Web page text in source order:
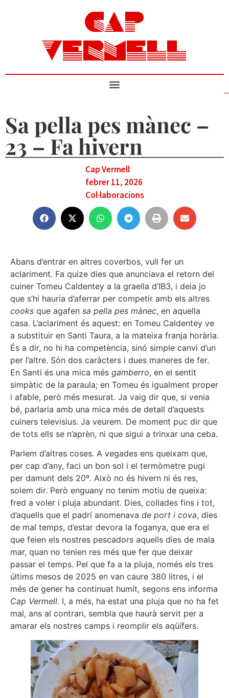
CAP
VERMELL
Sa pella pes mànec –
23 – Fa hivern
Cap Vermell
febrer 11, 2026
Col·laboracions
Abans d’entrar en altres coverbos, vull fer un
aclariment. Fa quize dies que anunciava el retorn del
cuiner Tomeu Caldentey a la graella d’IB3, i deia jo
que s’hi hauria d’aferrar per competir amb els altres
cooks que agafen sa pella pes mànec, en aquella
casa. L’aclariment és aquest: en Tomeu Caldentey ve
a substituir en Santi Taura, a la mateixa franja horària.
És a dir, no hi ha competència, sinó simple canvi d’un
per l’altre. Són dos caràcters i dues maneres de fer.
En Santi és una mica més gamberro, en el sentit
simpàtic de la paraula; en Tomeu és igualment proper
i afable, però més mesurat. Ja vaig dir que, si venia
bé, parlaria amb una mica més de detall d’aquests
cuiners televisius. Ja veurem. De moment puc dir que
de tots ells se n’aprèn, ni que sigui a trinxar una ceba.
Parlem d’altres coses. A vegades ens queixam que,
per cap d’any, faci un bon sol i el termòmetre pugi
per damunt dels 20º. Això no és hivern ni és res,
solem dir. Però enguany no tenim motiu de queixa:
fred a voler i pluja abundant. Dies, collades fins i tot,
d’aquells que el padrí anomenava de port i cova, dies
de mal temps, d’estar devora la foganya, que era el
que feien els nostres pescadors aquells dies de mala
mar, quan no tenien res més que fer que deixar
passar el temps. Pel que fa a la pluja, només els tres
últims mesos de 2025 en van caure 380 litres, i el
més de gener ha continuat humit, segons ens informa
Cap Vermell. I, a més, ha estat una pluja que no ha fet
mal, ans al contrari, sembla que haurà servit per a
amarar els nostres camps i reomplir els aqüífers.